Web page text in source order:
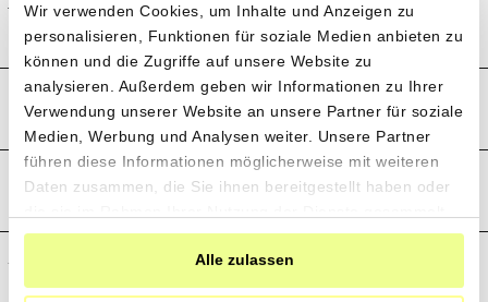
Wir verwenden Cookies, um Inhalte und Anzeigen zu
personalisieren, Funktionen für soziale Medien anbieten zu
können und die Zugriffe auf unsere Website zu
analysieren. Außerdem geben wir Informationen zu Ihrer
Verwendung unserer Website an unsere Partner für soziale
Medien, Werbung und Analysen weiter. Unsere Partner
führen diese Informationen möglicherweise mit weiteren
Daten zusammen, die Sie ihnen bereitgestellt haben oder
haben.
Alle zulassen
Produktion und Anbau
Preistransparenz
Weitere Informationen
Verpasse keine
Sammelbestellung!
Willst du benachrichtigt werden, wenn
wir eine Sammelbestellung machen
und mehr erfahren über die
Produzent*innen und ihre einzigartigen
Produkte?
Jetzt Newsletter abonnieren